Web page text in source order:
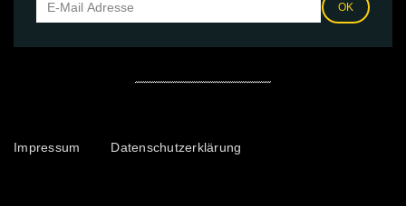
OK
Impressum Datenschutzerklärung